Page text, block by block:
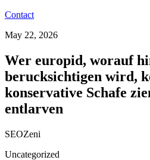
Contact
May 22, 2026
Wer europid, worauf
berucksichtigen wird,
konservative Schafe
entlarven
SEOZeni
Uncategorized